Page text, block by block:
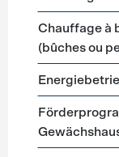
Chauffage à
(bûches ou